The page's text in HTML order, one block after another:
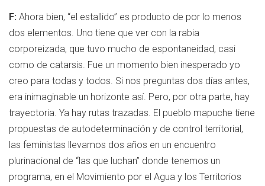
F: Ahora bien, “el estallido” es producto de por lo menos
dos elementos. Uno tiene que ver con la rabia
corporeizada, que tuvo mucho de espontaneidad, casi
como de catarsis. Fue un momento bien inesperado yo
creo para todas y todos. Si nos preguntas dos días antes,
era inimaginable un horizonte así. Pero, por otra parte, hay
trayectoria. Ya hay rutas trazadas. El pueblo mapuche tiene
propuestas de autodeterminación y de control territorial,
las feministas llevamos dos años en un encuentro
plurinacional de “las que luchan” donde tenemos un
programa, en el Movimiento por el Agua y los Territorios